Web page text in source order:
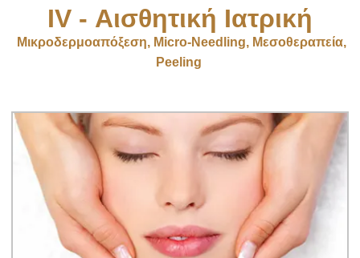
ΙV - Αισθητική Ιατρική
Μικροδερμοαπόξεση, Micro-Needling, Μεσοθεραπεία,
Peeling